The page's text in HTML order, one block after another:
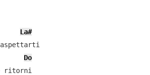
La#
Do
ritorni